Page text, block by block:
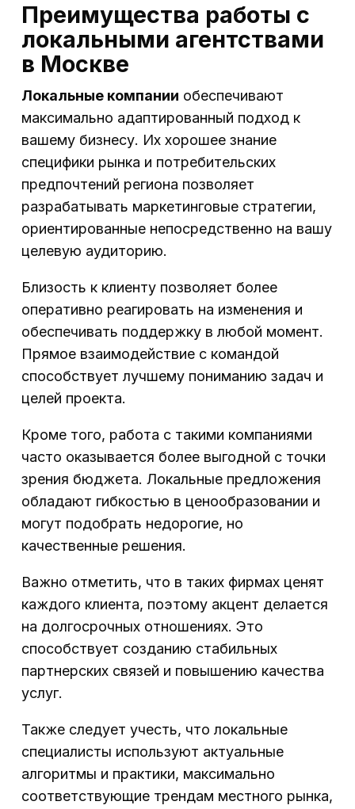
Преимущества работы с
локальными агентствами
в Москве
Локальные компании обеспечивают
максимально адаптированный подход к
вашему бизнесу. Их хорошее знание
специфики рынка и потребительских
предпочтений региона позволяет
разрабатывать маркетинговые стратегии,
ориентированные непосредственно на вашу
целевую аудиторию.
Близость к клиенту позволяет более
оперативно реагировать на изменения и
обеспечивать поддержку в любой момент.
Прямое взаимодействие с командой
способствует лучшему пониманию задач и
целей проекта.
Кроме того, работа с такими компаниями
часто оказывается более выгодной с точки
зрения бюджета. Локальные предложения
обладают гибкостью в ценообразовании и
могут подобрать недорогие, но
качественные решения.
Важно отметить, что в таких фирмах ценят
каждого клиента, поэтому акцент делается
на долгосрочных отношениях. Это
способствует созданию стабильных
партнерских связей и повышению качества
услуг.
Также следует учесть, что локальные
специалисты используют актуальные
алгоритмы и практики, максимально
соответствующие трендам местного рынка,